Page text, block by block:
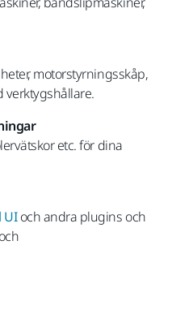
motorstyrningsskåp,
verktygshållare.
etc. för dina
UIoch andra plugins och